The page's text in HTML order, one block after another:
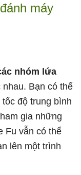
máy
nhóm lứa
nhau. Bạn có thể
độ trung bình
gia những
Fu vẫn có thể
lên một trình